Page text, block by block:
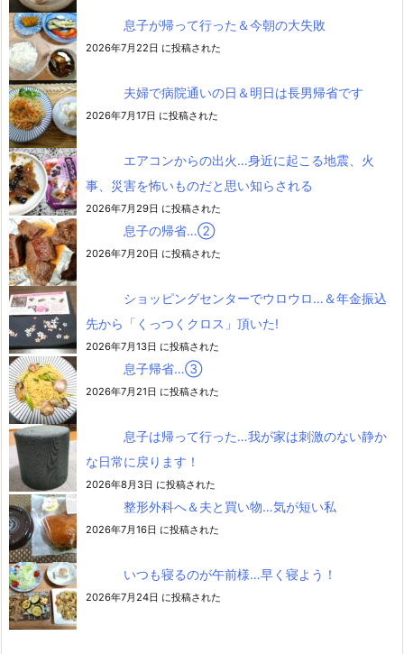
息子が帰って行った＆今朝の大失敗
2026年7月22日 に投稿された
夫婦で病院通いの日＆明日は長男帰省です
2026年7月17日 に投稿された
エアコンからの出火…身近に起こる地震、火
事、災害を怖いものだと思い知らされる
2026年7月29日 に投稿された
息子の帰省…②
2026年7月20日 に投稿された
ショッピングセンターでウロウロ…＆年金振込
先から「くっつくクロス」頂いた!
2026年7月13日 に投稿された
息子帰省…③
2026年7月21日 に投稿された
息子は帰って行った…我が家は刺激のない静か
な日常に戻ります！
2026年8月3日 に投稿された
整形外科へ＆夫と買い物…気が短い私
2026年7月16日 に投稿された
いつも寝るのが午前様…早く寝よう！
2026年7月24日 に投稿された